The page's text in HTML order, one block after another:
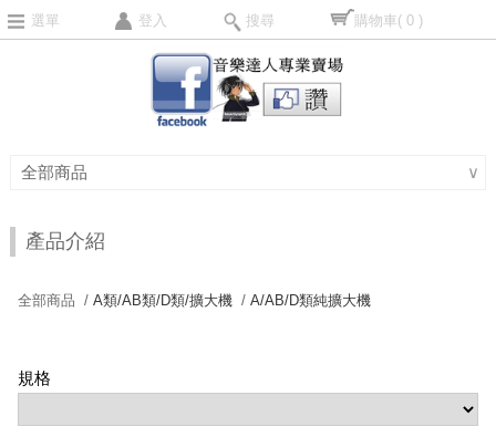
選單 登入 搜尋 購物車( 0 )
全部商品 ∨
產品介紹
全部商品 /A類/AB類/D類/擴大機 /A/AB/D類純擴大機
規格